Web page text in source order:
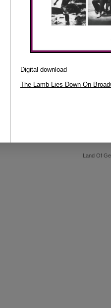
Digital download
The Lamb Lies Down On
Land Of